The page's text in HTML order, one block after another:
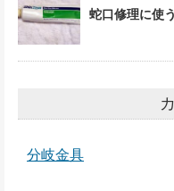
蛇口修理に使
分岐金具